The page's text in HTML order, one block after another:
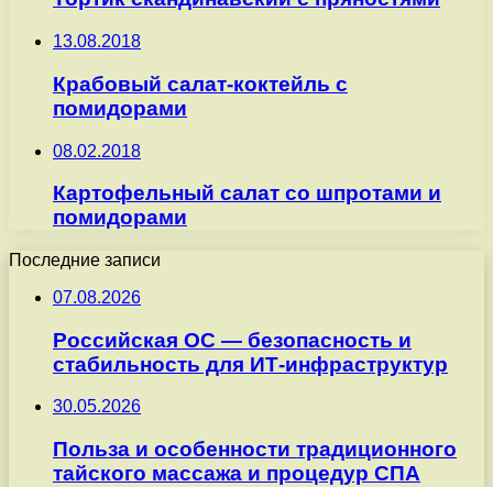
13.08.2018
Крабовый салат-коктейль с
помидорами
08.02.2018
Картофельный салат со шпротами и
помидорами
Последние записи
07.08.2026
Российская ОС — безопасность и
стабильность для ИТ-инфраструктур
30.05.2026
Польза и особенности традиционного
тайского массажа и процедур СПА